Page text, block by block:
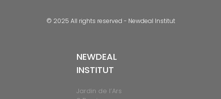
© 2025 All rights reserved - Newdeal Institut
NEWDEAL
INSTITUT
Jardin de l’Ars